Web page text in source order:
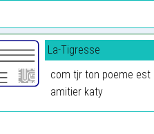
La-Tigresse
com tjr ton poeme est
amitier katy